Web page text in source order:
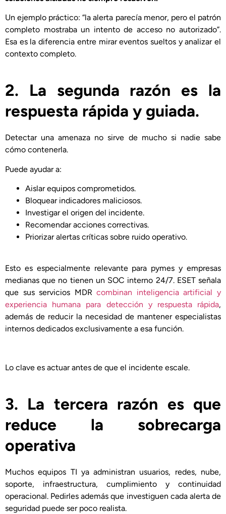
Un ejemplo práctico: “la alerta parecía menor, pero el patrón
completo mostraba un intento de acceso no autorizado”.
Esa es la diferencia entre mirar eventos sueltos y analizar el
contexto completo.
2. La segunda razón es la
respuesta rápida y guiada.
Detectar una amenaza no sirve de mucho si nadie sabe
cómo contenerla.
Puede ayudar a:
Aislar equipos comprometidos.
Bloquear indicadores maliciosos.
Investigar el origen del incidente.
Recomendar acciones correctivas.
Priorizar alertas críticas sobre ruido operativo.
Esto es especialmente relevante para pymes y empresas
medianas que no tienen un SOC interno 24/7. ESET señala
que sus servicios MDRcombinan inteligencia artificial y
experiencia humana para detección y respuesta rápida,
además de reducir la necesidad de mantener especialistas
internos dedicados exclusivamente a esa función.
Lo clave es actuar antes de que el incidente escale.
3. La tercera razón es que
reduce la sobrecarga
operativa
Muchos equipos TI ya administran usuarios, redes, nube,
soporte, infraestructura, cumplimiento y continuidad
operacional. Pedirles además que investiguen cada alerta de
seguridad puede ser poco realista.